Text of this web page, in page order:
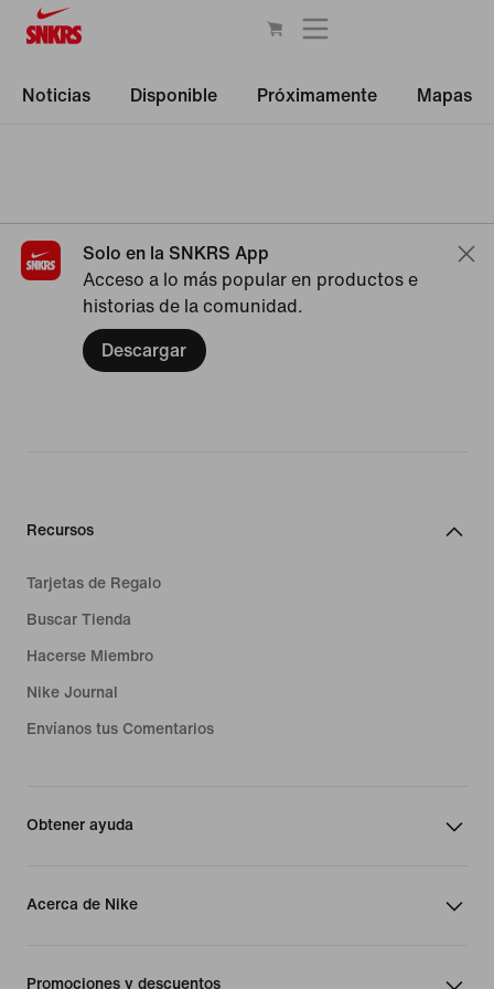
Noticias Disponible Próximamente Mapas
Solo en la SNKRS App
Acceso a lo más popular en productos e
historias de la comunidad.
Descargar
Recursos
Tarjetas de Regalo
Buscar Tienda
Hacerse Miembro
Nike Journal
Envíanos tus Comentarios
Obtener ayuda
Acerca de Nike
Promociones y descuentos